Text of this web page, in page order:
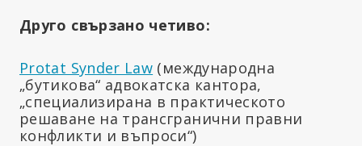
Друго свързано четиво:
Protat Synder Law (международна
„бутикова“ адвокатска кантора,
„специализирана в практическото
решаване на трансгранични правни
конфликти и въпроси“)